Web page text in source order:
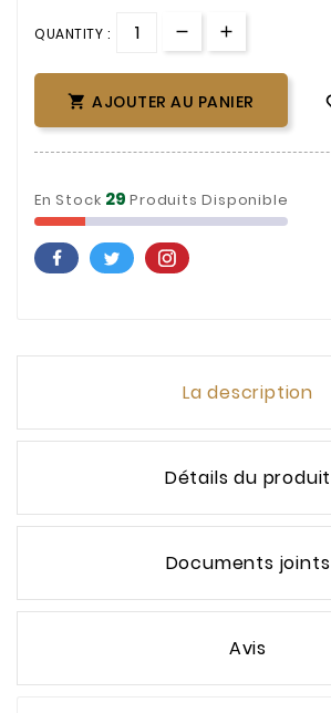
QUANTITY :
 AJOUTER AU PANIER
En Stock 29Produits Disponible
La description
Détails du produit
Documents joints
Avis